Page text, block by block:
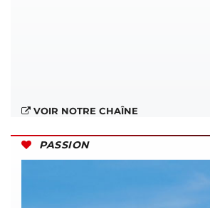
VOIR NOTRE CHAÎNE
PASSION